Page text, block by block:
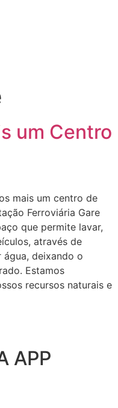
um Centro
mais um centro de
Ferroviária Gare
que permite lavar,
através de
deixando o
Estamos
recursos naturais e
APP